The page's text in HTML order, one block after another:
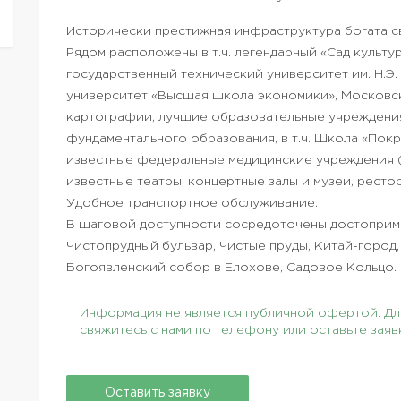
Исторически престижная инфраструктура богата
Рядом расположены в т.ч. легендарный «Сад
государственный технический университет им.
университет «Высшая школа экономики»,
картографии, лучшие образовательные
фундаментального образования, в т.ч. Школа
известные федеральные медицинские учреждения
известные театры, концертные залы и музеи,
Удобное транспортное обслуживание.
В шаговой доступности сосредоточены
Чистопрудный бульвар, Чистые пруды, Китай-
Богоявленский собор в Елохове, Садовое Кольцо.
Информация не является публичной офертой.
свяжитесь с нами по телефону или оставьте
Оставить заявку